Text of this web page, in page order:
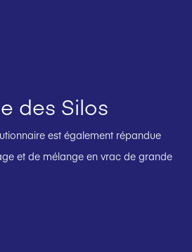
des Silos
est également répandue
et de mélange en vrac de grande